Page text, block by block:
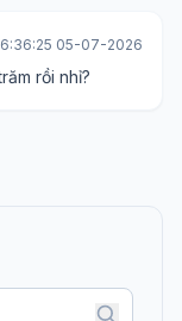
05-07-2026
rồi nhỉ?